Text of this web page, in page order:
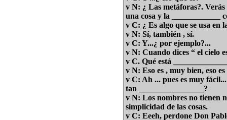
v N: ¿ Las metáforas?.
una cosa y la ____________
v C: ¿ Es algo que se usa en
v N: Sí, también , sí.
v C: Y...¿ por ejemplo?...
v N: Cuando dices “ el cielo
v C. Qué está
v N: Eso es , muy bien, eso
v C: Ah ... pues es muy
tan ________________?
v N: Los nombres no tienen
simplicidad de las cosas.
v C: Eeeh, perdone Don